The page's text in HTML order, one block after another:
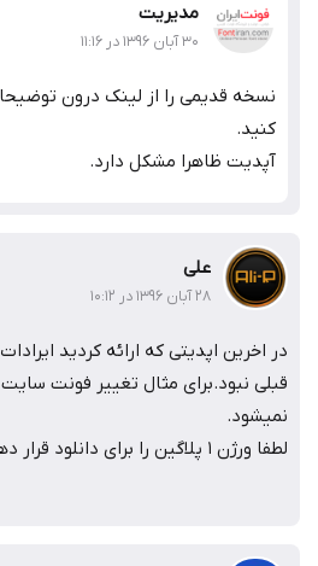
مدیریت
۳۰ آبان ۱۳۹۶ در ۱۱:۱۶
قدیمی را از لینک درون توضیحات
ظاهرا مشکل دارد.
علی
۲۸ آبان ۱۳۹۶ در ۱۰:۱۲
اپدیتی که ارائه کردید ایرادات
نبود.برای مثال تغییر فونت سایت در
برای دانلود قرار دهید